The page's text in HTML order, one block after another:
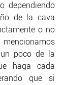
dependiendo
de la cava
o no
un poco de la
haga cada
que si